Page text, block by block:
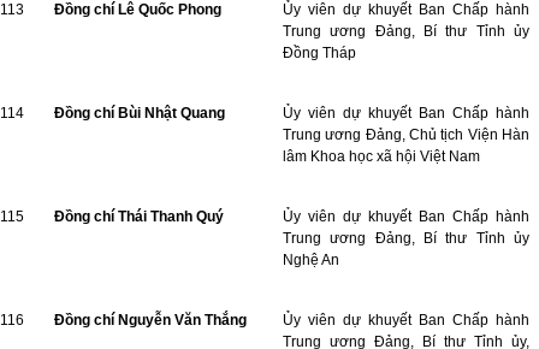
113 Đồng chí Lê Quốc Phong
Ủy viên dự khuyết Ban Chấp hành
Trung ương Đảng, Bí thư Tỉnh ủy
Đồng Tháp
114 Đồng chí Bùi Nhật Quang
Ủy viên dự khuyết Ban Chấp hành
Trung ương Đảng, Chủ tịch Viện Hàn
lâm Khoa học xã hội Việt Nam
115 Đồng chí Thái Thanh Quý
Ủy viên dự khuyết Ban Chấp hành
Trung ương Đảng, Bí thư Tỉnh ủy
Nghệ An
116 Đồng chí Nguyễn Văn Thắng
Ủy viên dự khuyết Ban Chấp hành
Trung ương Đảng, Bí thư Tỉnh ủy,